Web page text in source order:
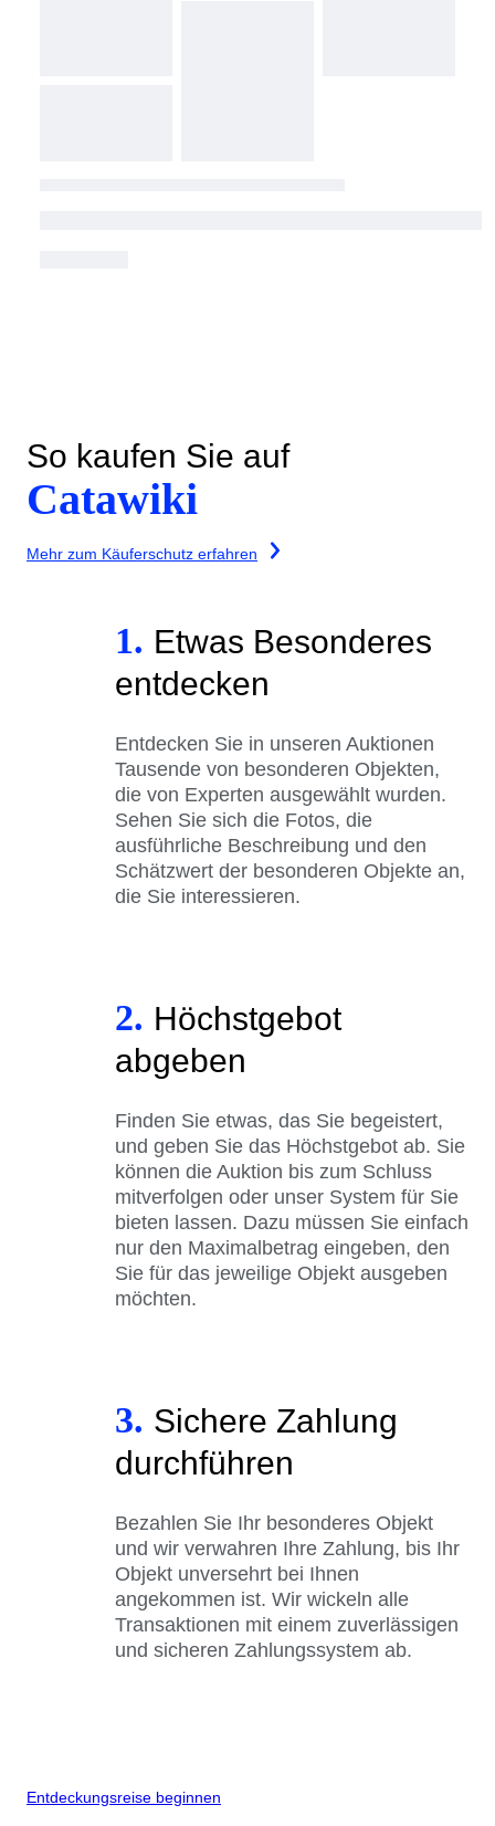
So kaufen Sie auf
Catawiki
Mehr zum Käuferschutz erfahren
1. Etwas Besonderes
entdecken
Entdecken Sie in unseren Auktionen
Tausende von besonderen Objekten,
die von Experten ausgewählt wurden.
Sehen Sie sich die Fotos, die
ausführliche Beschreibung und den
Schätzwert der besonderen Objekte an,
die Sie interessieren.
2. Höchstgebot
abgeben
Finden Sie etwas, das Sie begeistert,
und geben Sie das Höchstgebot ab. Sie
können die Auktion bis zum Schluss
mitverfolgen oder unser System für Sie
bieten lassen. Dazu müssen Sie einfach
nur den Maximalbetrag eingeben, den
Sie für das jeweilige Objekt ausgeben
möchten.
3. Sichere Zahlung
durchführen
Bezahlen Sie Ihr besonderes Objekt
und wir verwahren Ihre Zahlung, bis Ihr
Objekt unversehrt bei Ihnen
angekommen ist. Wir wickeln alle
Transaktionen mit einem zuverlässigen
und sicheren Zahlungssystem ab.
Entdeckungsreise beginnen